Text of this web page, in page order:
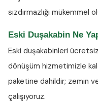
sızdırmazlığı mükemmel
Eski Duşakabin Ne
Eski duşakabinleri
dönüşüm hizmetimizle
paketine dahildir; zemin
çalışıyoruz.